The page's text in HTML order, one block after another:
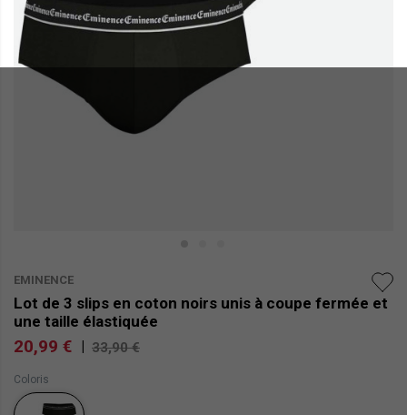
EMINENCE
Lot de 3 slips en coton noirs unis à coupe fermée et
une taille élastiquée
20,99 € 33,90 €
Coloris